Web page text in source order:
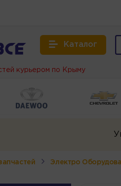
Каталог
курьером по Крыму
Электро